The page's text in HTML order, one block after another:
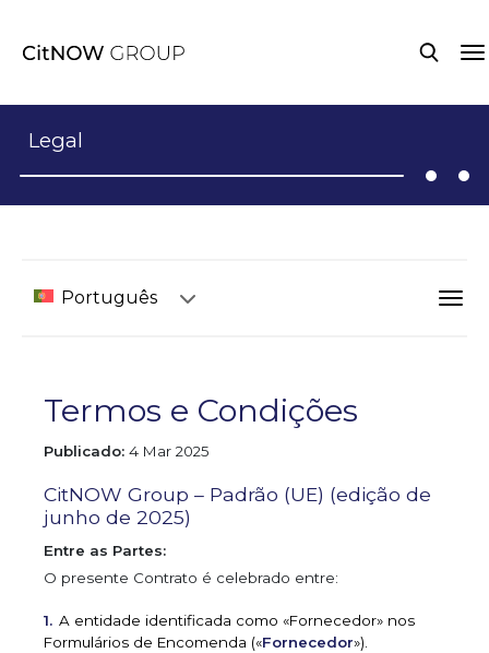
Legal
Português
Termos e Condições
Publicado: 4 Mar 2025
CitNOW Group – Padrão (UE) (edição de
junho de 2025)
Entre as Partes:
O presente Contrato é celebrado entre:
A entidade identificada como «Fornecedor» nos
Formulários de Encomenda («Fornecedor»).